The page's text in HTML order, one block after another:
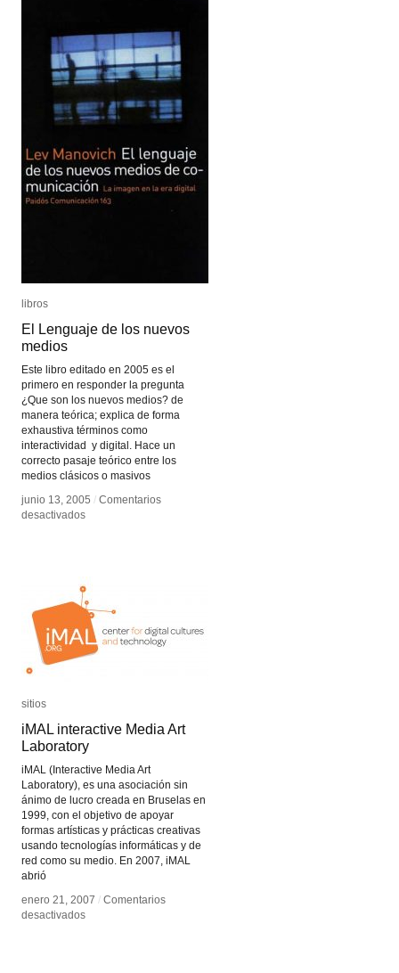
libros
El Lenguaje de los nuevos
medios
Este libro editado en 2005 es el
primero en responder la pregunta
¿Que son los nuevos medios? de
manera teórica; explica de forma
exhaustiva términos como
interactividad y digital. Hace un
correcto pasaje teórico entre los
medios clásicos o masivos
junio 13, 2005 / Comentarios
desactivadosen
nuevos
medios
libros
El Lenguaje de los nuevos
medios
junio 13, 2005 / Comentarios
desactivadosen
nuevos
medios
sitios
iMAL interactive Media Art
Laboratory
iMAL (Interactive Media Art
Laboratory), es una asociación sin
ánimo de lucro creada en Bruselas en
1999, con el objetivo de apoyar
formas artísticas y prácticas creativas
usando tecnologías informáticas y de
red como su medio. En 2007, iMAL
abrió
enero 21, 2007 / Comentarios
desactivadosen
sitios
iMAL interactive Media Art
Laboratory
enero 21, 2007 / Comentarios
desactivadosen